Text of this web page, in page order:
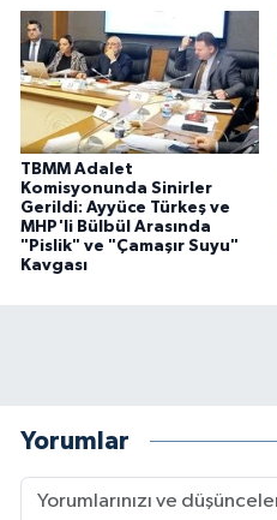
TBMM Adalet
Komisyonunda Sinirler
Gerildi: Ayyüce Türkeş ve
MHP'li Bülbül Arasında
"Pislik" ve "Çamaşır Suyu"
Kavgası
Yorumlar